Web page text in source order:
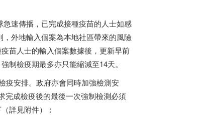
速傳播，已完成接種疫苗的人士如感
外地輸入個案為本地社區帶來的風險
苗人士的輸入個案數據後，更新早前
制檢疫期最多亦只能縮減至14天。
疫安排。政府亦會同時加強檢測安
完成檢疫後的最後一次強制檢測必須
詳見附件）：